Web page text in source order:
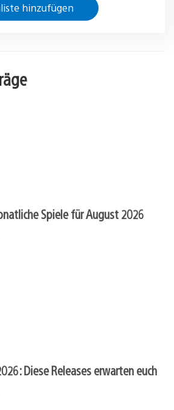
hinzufügen
Spiele für August 2026
Diese Releases erwarten euch